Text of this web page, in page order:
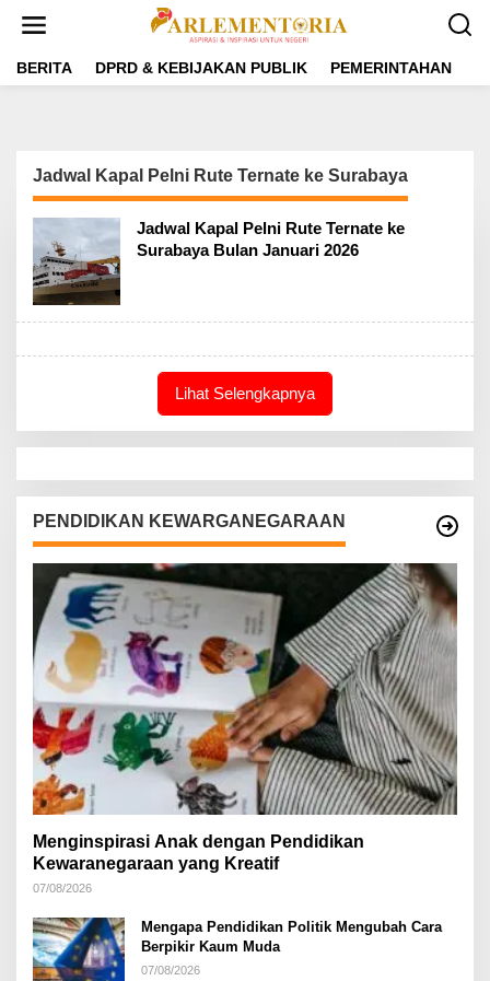
t
BERITA DPRD & KEBIJAKAN PUBLIK PEMERINTAHAN
Jadwal Kapal Pelni Rute Ternate ke Surabaya
Jadwal Kapal Pelni Rute Ternate ke
Surabaya Bulan Januari 2026
Lihat Selengkapnya
PENDIDIKAN KEWARGANEGARAAN
Menginspirasi Anak dengan Pendidikan
Kewaranegaraan yang Kreatif
07/08/2026
Mengapa Pendidikan Politik Mengubah Cara
Berpikir Kaum Muda
07/08/2026